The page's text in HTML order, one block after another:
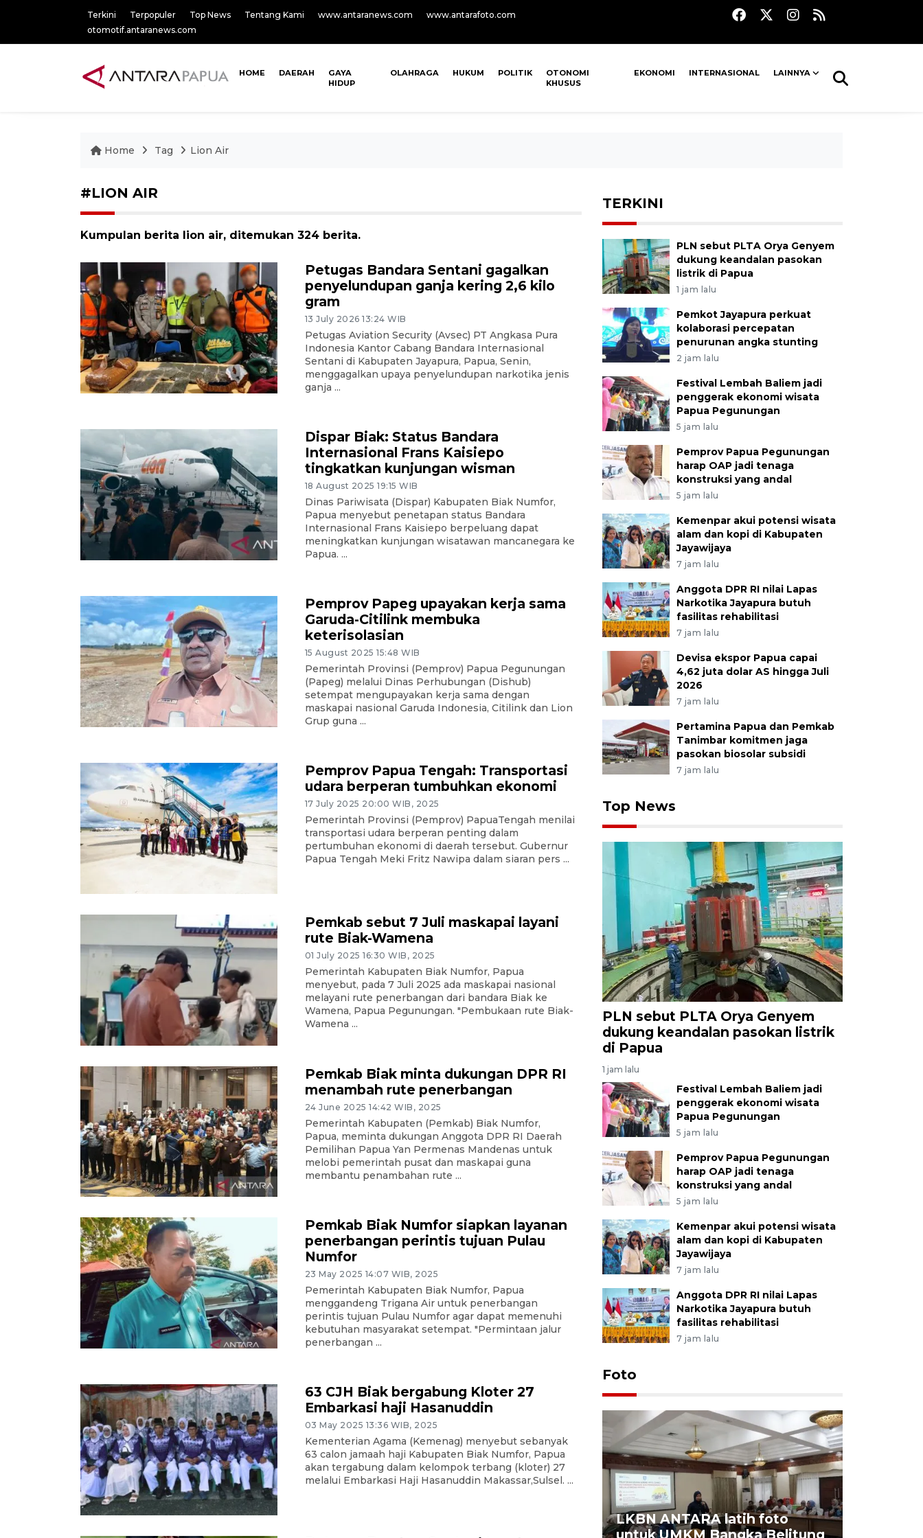
Terkini Terpopuler Top News Tentang Kami www.antaranews.com
www.antarafoto.com
otomotif.antaranews.com
HOME DAERAH
GAYA
HIDUP
OLAHRAGA HUKUM POLITIK
OTONOMI
KHUSUS
EKONOMI INTERNASIONAL LAINNYA
Home Tag Lion Air
#LION AIR
Kumpulan berita lion air, ditemukan 324 berita.
Petugas Bandara Sentani gagalkan
penyelundupan ganja kering 2,6 kilo
gram
13 July 2026 13:24 WIB
Petugas Aviation Security (Avsec) PT Angkasa Pura
Indonesia Kantor Cabang Bandara Internasional
Sentani di Kabupaten Jayapura, Papua, Senin,
menggagalkan upaya penyelundupan narkotika jenis
ganja ...
Dispar Biak: Status Bandara
Internasional Frans Kaisiepo
tingkatkan kunjungan wisman
18 August 2025 19:15 WIB
Dinas Pariwisata (Dispar) Kabupaten Biak Numfor,
Papua menyebut penetapan status Bandara
Internasional Frans Kaisiepo berpeluang dapat
meningkatkan kunjungan wisatawan mancanegara ke
Papua. ...
Pemprov Papeg upayakan kerja sama
Garuda-Citilink membuka
keterisolasian
15 August 2025 15:48 WIB
Pemerintah Provinsi (Pemprov) Papua Pegunungan
(Papeg) melalui Dinas Perhubungan (Dishub)
setempat mengupayakan kerja sama dengan
maskapai nasional Garuda Indonesia, Citilink dan Lion
Grup guna ...
Pemprov Papua Tengah: Transportasi
udara berperan tumbuhkan ekonomi
17 July 2025 20:00 WIB, 2025
Pemerintah Provinsi (Pemprov) PapuaTengah menilai
transportasi udara berperan penting dalam
pertumbuhan ekonomi di daerah tersebut. Gubernur
Papua Tengah Meki Fritz Nawipa dalam siaran pers ...
Pemkab sebut 7 Juli maskapai layani
rute Biak-Wamena
01 July 2025 16:30 WIB, 2025
Pemerintah Kabupaten Biak Numfor, Papua
menyebut, pada 7 Juli 2025 ada maskapai nasional
melayani rute penerbangan dari bandara Biak ke
Wamena, Papua Pegunungan. "Pembukaan rute Biak-
Wamena ...
Pemkab Biak minta dukungan DPR RI
menambah rute penerbangan
24 June 2025 14:42 WIB, 2025
Pemerintah Kabupaten (Pemkab) Biak Numfor,
Papua, meminta dukungan Anggota DPR RI Daerah
Pemilihan Papua Yan Permenas Mandenas untuk
melobi pemerintah pusat dan maskapai guna
membantu penambahan rute ...
Pemkab Biak Numfor siapkan layanan
penerbangan perintis tujuan Pulau
Numfor
23 May 2025 14:07 WIB, 2025
Pemerintah Kabupaten Biak Numfor, Papua
menggandeng Trigana Air untuk penerbangan
perintis tujuan Pulau Numfor agar dapat memenuhi
kebutuhan masyarakat setempat. "Permintaan jalur
penerbangan ...
63 CJH Biak bergabung Kloter 27
Embarkasi haji Hasanuddin
03 May 2025 13:36 WIB, 2025
Kementerian Agama (Kemenag) menyebut sebanyak
63 calon jamaah haji Kabupaten Biak Numfor, Papua
akan tergabung dalam kelompok terbang (kloter) 27
melalui Embarkasi Haji Hasanuddin Makassar,Sulsel. ...
TERKINI
PLN sebut PLTA Orya Genyem
dukung keandalan pasokan
listrik di Papua
1 jam lalu
Pemkot Jayapura perkuat
kolaborasi percepatan
penurunan angka stunting
2 jam lalu
Festival Lembah Baliem jadi
penggerak ekonomi wisata
Papua Pegunungan
5 jam lalu
Pemprov Papua Pegunungan
harap OAP jadi tenaga
konstruksi yang andal
5 jam lalu
Kemenpar akui potensi wisata
alam dan kopi di Kabupaten
Jayawijaya
7 jam lalu
Anggota DPR RI nilai Lapas
Narkotika Jayapura butuh
fasilitas rehabilitasi
7 jam lalu
Devisa ekspor Papua capai
4,62 juta dolar AS hingga Juli
2026
7 jam lalu
Pertamina Papua dan Pemkab
Tanimbar komitmen jaga
pasokan biosolar subsidi
7 jam lalu
Top News
PLN sebut PLTA Orya Genyem
dukung keandalan pasokan listrik
di Papua
1 jam lalu
Festival Lembah Baliem jadi
penggerak ekonomi wisata
Papua Pegunungan
5 jam lalu
Pemprov Papua Pegunungan
harap OAP jadi tenaga
konstruksi yang andal
5 jam lalu
Kemenpar akui potensi wisata
alam dan kopi di Kabupaten
Jayawijaya
7 jam lalu
Anggota DPR RI nilai Lapas
Narkotika Jayapura butuh
fasilitas rehabilitasi
7 jam lalu
Foto
LKBN ANTARA latih foto